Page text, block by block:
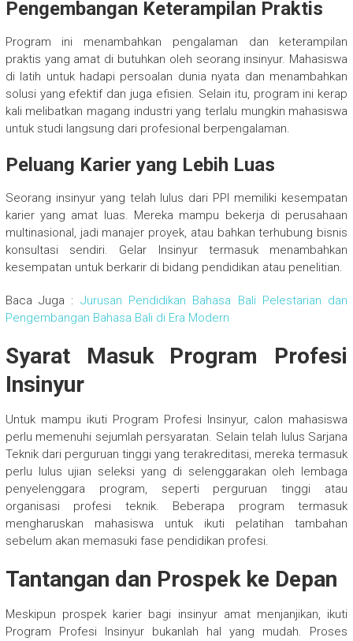
Pengembangan Keterampilan Praktis
Program ini menambahkan pengalaman dan keterampilan
praktis yang amat di butuhkan oleh seorang insinyur. Mahasiswa
di latih untuk hadapi persoalan dunia nyata dan menambahkan
solusi yang efektif dan juga efisien. Selain itu, program ini kerap
kali melibatkan magang industri yang terlalu mungkin mahasiswa
untuk studi langsung dari profesional berpengalaman.
Peluang Karier yang Lebih Luas
Seorang insinyur yang telah lulus dari PPI memiliki kesempatan
karier yang amat luas. Mereka mampu bekerja di perusahaan
multinasional, jadi manajer proyek, atau bahkan terhubung bisnis
konsultasi sendiri. Gelar Insinyur termasuk menambahkan
kesempatan untuk berkarir di bidang pendidikan atau penelitian.
Baca Juga : Jurusan Pendidikan Bahasa Bali Pelestarian dan
Pengembangan Bahasa Bali di Era Modern
Syarat Masuk Program Profesi
Insinyur
Untuk mampu ikuti Program Profesi Insinyur, calon mahasiswa
perlu memenuhi sejumlah persyaratan. Selain telah lulus Sarjana
Teknik dari perguruan tinggi yang terakreditasi, mereka termasuk
perlu lulus ujian seleksi yang di selenggarakan oleh lembaga
penyelenggara program, seperti perguruan tinggi atau
organisasi profesi teknik. Beberapa program termasuk
mengharuskan mahasiswa untuk ikuti pelatihan tambahan
sebelum akan memasuki fase pendidikan profesi.
Tantangan dan Prospek ke Depan
Meskipun prospek karier bagi insinyur amat menjanjikan, ikuti
Program Profesi Insinyur bukanlah hal yang mudah. Proses